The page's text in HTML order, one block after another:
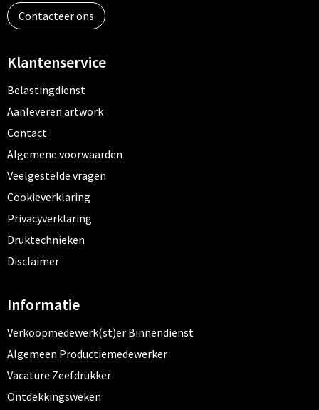
Contacteer ons
Klantenservice
Belastingdienst
Aanleveren artwork
Contact
Algemene voorwaarden
Veelgestelde vragen
Cookieverklaring
Privacyverklaring
Druktechnieken
Disclaimer
Informatie
Verkoopmedewerk(st)er Binnendienst
Algemeen Productiemedewerker
Vacature Zeefdrukker
Ontdekkingsweken